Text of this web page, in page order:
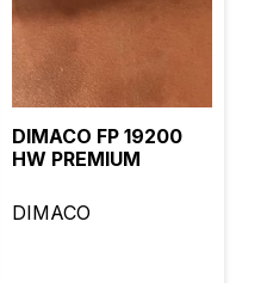
DIMACO FP 19200
HW PREMIUM
DIMACO